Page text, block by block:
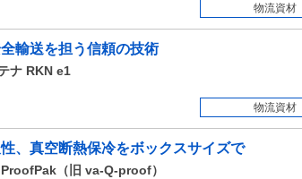
物流資材
輸送を担う信頼の技術
ナ RKN e1
物流資材
、真空断熱保冷をボックスサイズで
（旧 va-Q-proof）